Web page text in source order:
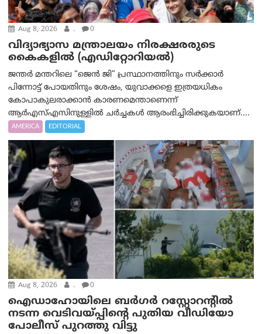
Aug 8, 2026 . 0
വിദ്യാഭ്യാസ മന്ത്രാലയം നിരക്ഷരരുടെ
കൈകളിൽ (എഡിറ്റോറിയല്‍)
ജന്തർ മന്തറിലെ “ജെൻ ജി” പ്രസ്ഥാനത്തിനും സർക്കാർ
പിന്നോട്ട് പോയതിനും ശേഷം, യുവാക്കളെ ഇത്രയധികം
കോപാകുലരാക്കാൻ കാരണമെന്താണെന്ന്
ആർ‌എസ്‌എസിനുള്ളിൽ ചർച്ചകൾ ആരംഭിച്ചിരിക്കുകയാണ്....
AMERICA EDITORIAL
Aug 8, 2026 . 0
ഐഡാഹോയിലെ ബർഗർ റസ്റ്റോറന്റിൽ
നടന്ന വെടിവയ്പ്പിന്റെ പുതിയ വീഡിയോ
പോലീസ് പുറത്തു വിട്ടു